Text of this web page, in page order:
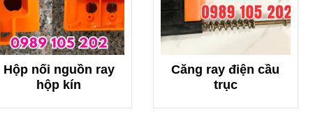
Hộp nối nguồn ray
hộp kín
Căng ray điện cầu
trục